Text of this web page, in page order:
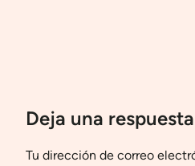
Deja una respuesta
Tu dirección de correo